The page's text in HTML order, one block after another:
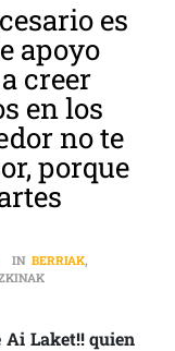
es
apoyo
creer
en los
no te
porque
IN BERRIAK,
ES QUE TENGAS
Ai Laket!! quien